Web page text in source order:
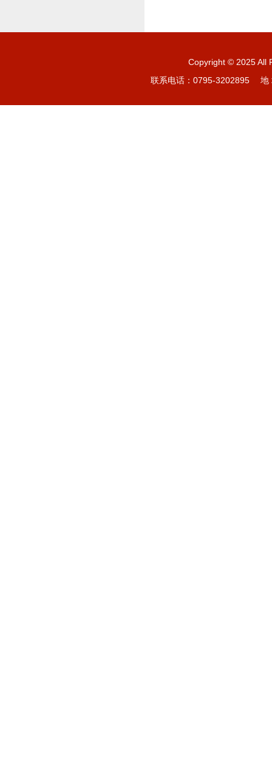
Copyright © 2025 All
联系电话：0795-3202895 地